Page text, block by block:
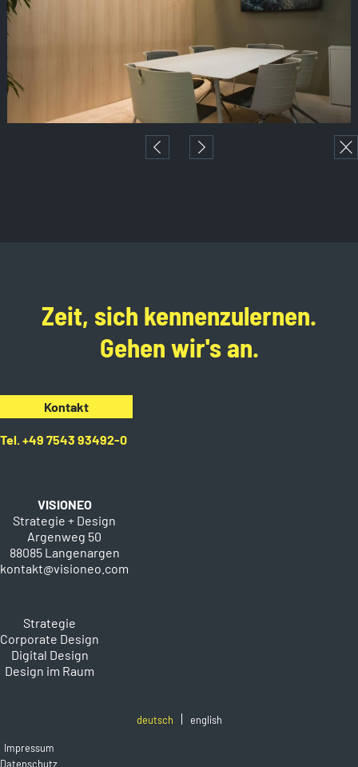
Zeit, sich kennenzulernen.
Gehen wir's an.
Kontakt
Tel. +49 7543 93492-0
VISIONEO
Strategie + Design
Argenweg 50
88085 Langenargen
kontakt@visioneo.com
Strategie
Corporate Design
Digital Design
Design im Raum
deutsch english
Impressum
Datenschutz